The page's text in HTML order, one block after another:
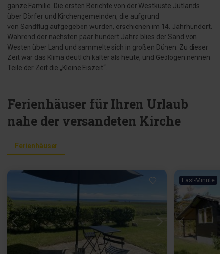
ganze Familie. Die ersten Berichte von der Westküste Jütlands
über Dörfer und Kirchengemeinden, die aufgrund
von Sandflug aufgegeben wurden, erschienen im 14. Jahrhundert.
Während der nächsten paar hundert Jahre blies der Sand von
Westen über Land und sammelte sich in großen Dünen. Zu dieser
Zeit war das Klima deutlich kälter als heute, und Geologen nennen
Teile der Zeit die „Kleine Eiszeit“.
Ferienhäuser für Ihren Urlaub
nahe der versandeten Kirche
Ferienhäuser
Lädt ...
Last-Minute